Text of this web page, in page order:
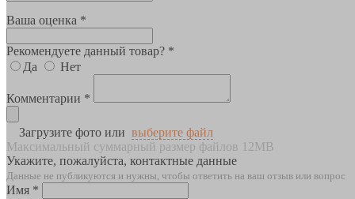
Ваша оценка *
Рекомендуете данный товар? *
Да
Нет
Комментарии *
Загрузите фото или выберите файл
Максимальный суммарный размер файлов 12MB
Укажите, пожалуйста, контактные данные
Данные не публикуются и нужны, чтобы ответить на ваш отзыв или вопрос
Имя *